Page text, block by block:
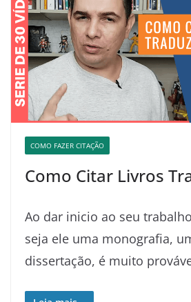
COMO FAZER CITAÇÃO
Como Citar Livros
Ao dar inicio ao seu
seja ele uma monografia,
dissertação, é muito